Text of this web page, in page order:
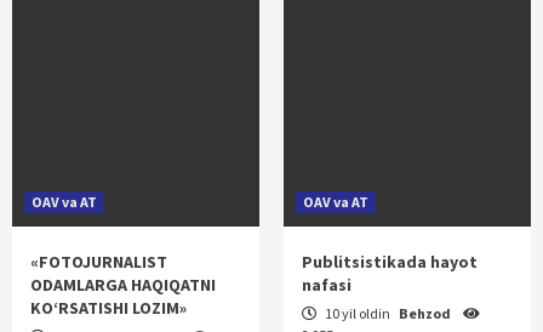
OAV va AT
«FOTOJURNALIST
ODAMLARGA HAQIQATNI
KO‘RSATISHI LOZIM»
OAV va AT
Publitsistikada hayot
nafasi
10 yil oldin Behzod